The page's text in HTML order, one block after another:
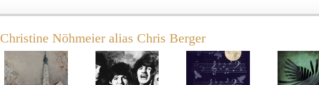
Christine Nöhmeier alias Chris Berger